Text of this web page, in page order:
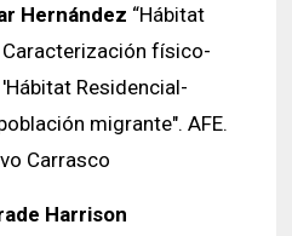
Hernández “Hábitat
físico-
Residencial-
migrante". AFE.
Carrasco
Harrison